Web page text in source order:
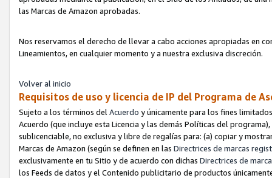
las Marcas de Amazon aprobadas.
Nos reservamos el derecho de llevar a cabo acciones apropiadas en
Lineamientos, en cualquier momento y a nuestra exclusiva discreción.
Volver al inicio
Requisitos de uso y licencia de IP del Programa de
Sujeto a los términos del Acuerdo y únicamente para los fines
Acuerdo (que incluye esta Licencia y las demás Políticas del
sublicenciable, no exclusiva y libre de regalías para: (a) copiar y
Marcas de Amazon (según se definen en las Directrices de marcas
exclusivamente en tu Sitio y de acuerdo con dichas Directrices de
los Feeds de datos y el Contenido publicitario de productos